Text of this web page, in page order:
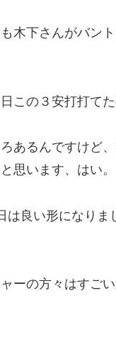
も木下さんがバン
この３安打打て
ろあるんですけど
思います、はい。
は良い形になり
ャーの方々はすご